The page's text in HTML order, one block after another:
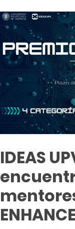
IDEAS
ENHANCE